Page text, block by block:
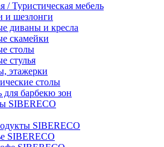
/ Туристическая мебель
и шезлонги
диваны и кресла
скамейки
столы
стулья
этажерки
столы
для барбекю зон
SIBERECO
SIBERECO
SIBERECO